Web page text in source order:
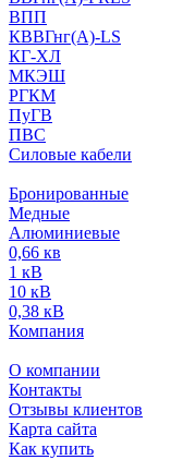
ВПП
КВВГнг(А)-LS
КГ-ХЛ
МКЭШ
РГКМ
ПуГВ
ПВС
Силовые кабели
Бронированные
Медные
Алюминиевые
0,66 кв
1 кВ
10 кВ
0,38 кВ
Компания
О компании
Контакты
Отзывы клиентов
Карта сайта
Как купить